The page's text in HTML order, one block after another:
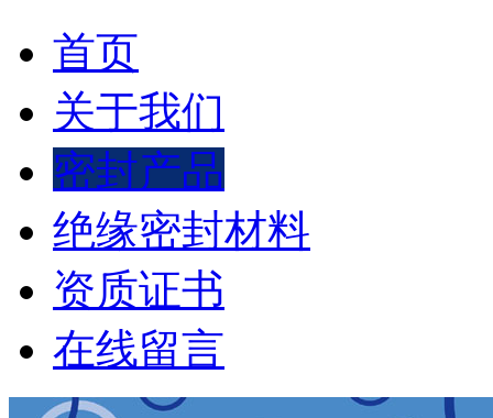
首页
关于我们
密封产品
绝缘密封材料
资质证书
在线留言